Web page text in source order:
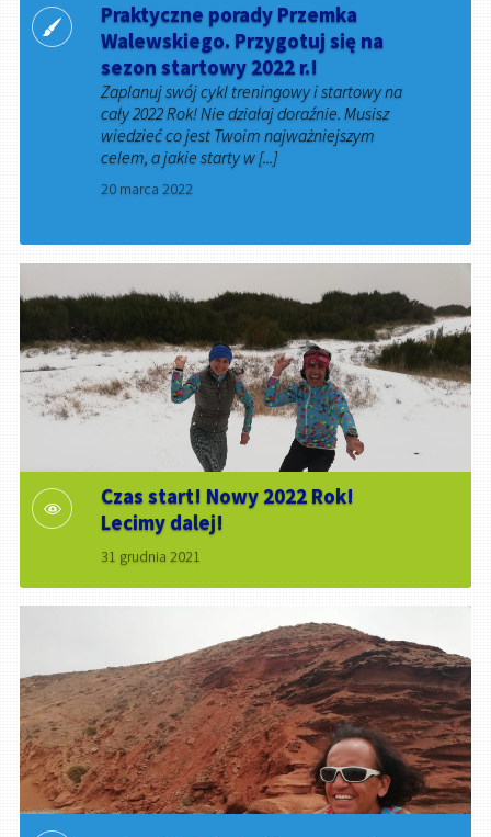
Praktyczne porady Przemka
Walewskiego. Przygotuj się na
sezon startowy 2022 r.!
Zaplanuj swój cykl treningowy i startowy na
cały 2022 Rok! Nie działaj doraźnie. Musisz
wiedzieć co jest Twoim najważniejszym
celem, a jakie starty w [...]
20 marca 2022
Czas start! Nowy 2022 Rok!
Lecimy dalej!
31 grudnia 2021